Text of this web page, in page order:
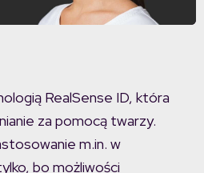
RealSense ID, która
za pomocą twarzy.
m.in. w
bo możliwości